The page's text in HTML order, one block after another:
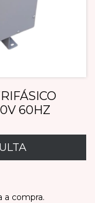
60HZ
a compra.